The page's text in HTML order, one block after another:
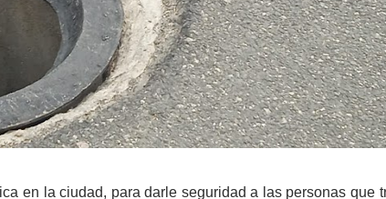
en la ciudad, para darle seguridad a las personas que